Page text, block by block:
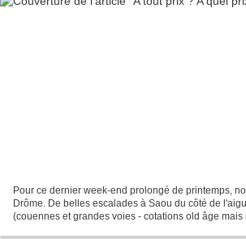
Pour ce dernier week-end prolongé de printemps,
Drôme. De belles escalades à Saou du côté de
(couennes et grandes voies - cotations old âge